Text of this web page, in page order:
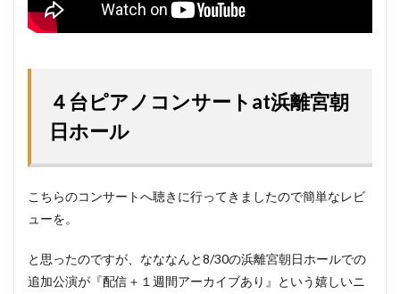
４台ピアノコンサートat浜離宮朝
日ホール
こちらのコンサートへ聴きに行ってきましたので簡単なレビ
ューを。
と思ったのですが、なななんと8/30の浜離宮朝日ホールでの
追加公演が『配信＋１週間アーカイブあり』という嬉しいニ